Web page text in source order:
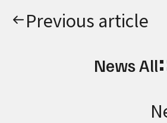
Previous article
News All